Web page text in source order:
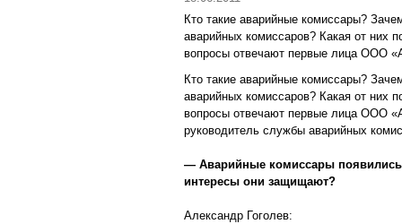
Кто такие аварийные комиссары?
аварийных комиссаров? Какая от них
вопросы отвечают первые лица ООО
Кто такие аварийные комиссары?
аварийных комиссаров? Какая от них
вопросы отвечают первые лица ООО
руководитель службы аварийных
— Аварийные комиссары появились
интересы они защищают?
Александр Гоголев: